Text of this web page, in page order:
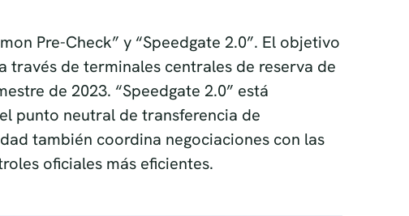
Pre-Check” y “Speedgate 2.0”. El objetivo
través de terminales centrales de reserva de
de 2023. “Speedgate 2.0” está
punto neutral de transferencia de
también coordina negociaciones con las
oficiales más eficientes.